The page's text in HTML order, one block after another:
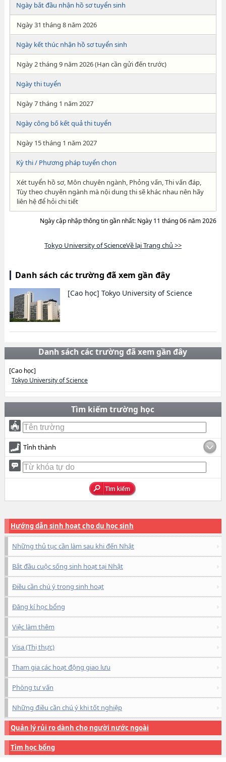
Ngày bắt đầu nhận hồ sơ tuyển sinh
Ngày 31 tháng 8 năm 2026
Ngày kết thúc nhận hồ sơ tuyển sinh
Ngày 2 tháng 9 năm 2026 (Hạn cần gửi đến trước)
Ngày thi tuyển
Ngày 7 tháng 1 năm 2027
Ngày công bố kết quả thi tuyển
Ngày 15 tháng 1 năm 2027
Kỳ thi / Phương pháp tuyển chọn
Xét tuyển hồ sơ, Môn chuyên ngành, Phỏng vấn, Thi vấn đáp,
Tùy theo chuyên ngành mà nội dung thi sẽ khác nhau nên hãy
liên hệ để hỏi chi tiết
Ngày cập nhập thông tin gần nhất: Ngày 11 tháng 06 năm 2026
Tokyo University of ScienceVề lại Trang chủ >>
Danh sách các trường đã xem gần đây
[Cao học] Tokyo University of Science
Danh sách các trường đã xem gần đây
[Cao học]
Tokyo University of Science
Tìm kiếm trường học
Tỉnh thành
Hướng dẫn sinh hoạt cho du học sinh
Những thủ tục cần làm sau khi đến Nhật
Bắt đầu cuộc sống sinh hoạt tại Nhật
Điều cần chú ý trong sinh hoạt
Đăng kí học bổng
Việc làm thêm
Visa (Thị thực)
Tham gia các hoạt động giao lưu
Phòng tư vấn
Những điều cần chú ý khi tốt nghiệp
Quản lý rủi ro dành cho người nước ngoài
Tìm học bổng